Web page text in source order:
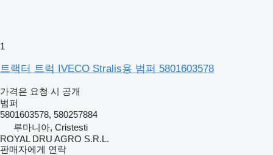
1
트랙터 트럭 IVECO Stralis용 범퍼 5801603578
가격은 요청 시 공개
범퍼
5801603578, 580257884
루마니아, Cristesti
ROYAL DRU AGRO S.R.L.
판매자에게 연락